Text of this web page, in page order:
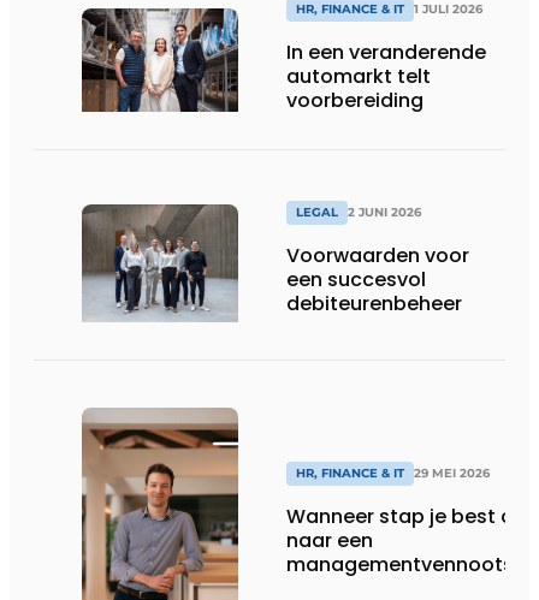
HR, FINANCE & IT 1 JULI 2026
In een veranderende
automarkt telt
voorbereiding
LEGAL 2 JUNI 2026
Voorwaarden voor
een succesvol
debiteurenbeheer
HR, FINANCE & IT 29 MEI 2026
Wanneer stap je best
naar een